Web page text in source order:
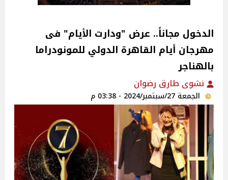
الدخول مجاناً.. عرض "ودارت الأيام" فى
مهرجان أيام القاهرة الدولي للمونودراما
بالهناجر
نشوى طارق رضوان
الجمعة 27/سبتمبر/2024 - 03:38 م